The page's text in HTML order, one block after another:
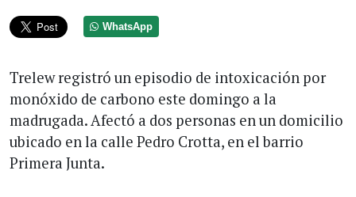
WhatsApp
Trelew registró un episodio de intoxicación por
monóxido de carbono este domingo a la
madrugada. Afectó a dos personas en un domicilio
ubicado en la calle Pedro Crotta, en el barrio
Primera Junta.